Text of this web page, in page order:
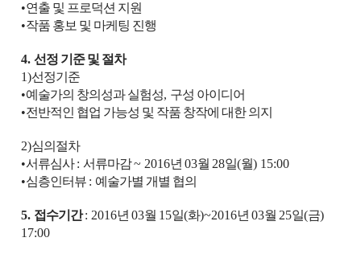
•연출 및 프로덕션 지원
•작품 홍보 및 마케팅 진행
4.선정 기준 및 절차
1)선정기준
•예술가의 창의성과 실험성, 구성 아이디어
•전반적인 협업 가능성 및 작품 창작에 대한 의지
2)심의절차
•서류심사:서류마감~ 2016년03월 28일(월) 15:00
•심층인터뷰 : 예술가별 개별 협의
5. 접수기간 : 2016년03월 15일(화)~2016년03월 25일(금)
17:00